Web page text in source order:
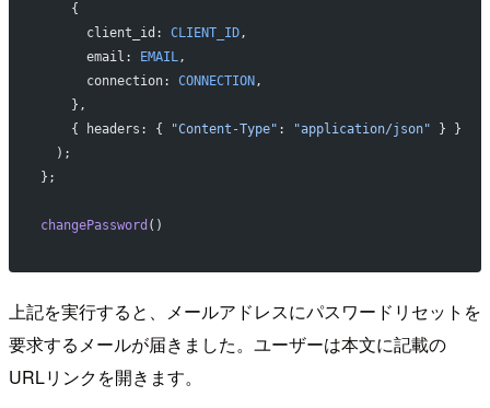
    {
      client_id:
CLIENT_ID,
      email:
EMAIL,
      connection:
CONNECTION ,
    },
    { headers: {
"Content-Type" : "application/json" } }
  );
};
changePassword ()
上記を実行すると、メールアドレスにパスワードリセットを
要求するメールが届きました。ユーザーは本文に記載の
URLリンクを開きます。